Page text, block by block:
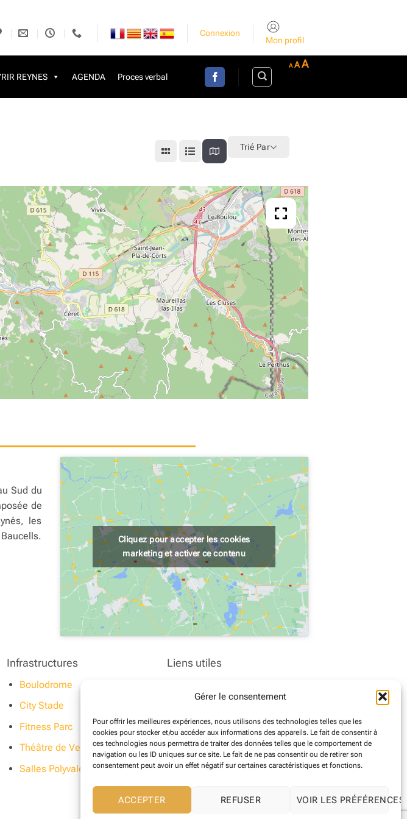
Gérer le consentement
Pour offrir les meilleures expériences, nous utilisons des technologies telles que les
cookies pour stocker et/ou accéder aux informations des appareils. Le fait de consentir à
ces technologies nous permettra de traiter des données telles que le comportement de
navigation ou les ID uniques sur ce site. Le fait de ne pas consentir ou de retirer son
consentement peut avoir un effet négatif sur certaines caractéristiques et fonctions.
ACCEPTER REFUSER VOIR LES PRÉFÉRENCES
Connexion
Mon profil
REYNES AGENDA Proces verbal
A
Decrease
font
A Reset
AIncrease
size.
Trié Par
Sud du
de
les
Cliquez pour accepter les cookies
marketing et activer ce contenu
Infrastructures
Boulodrome
City Stade
Fitness Parc
Théâtre de Verdure
Salles Polyvalentes
Liens utiles
Marchés publics
Déchèterie
Communauté de Commune